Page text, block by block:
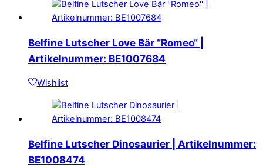
Belfine Lutscher Love Bär “Romeo“ |
Artikelnummer: BE1007684
Wishlist
Belfine Lutscher Dinosaurier | Artikelnummer:
BE1008474